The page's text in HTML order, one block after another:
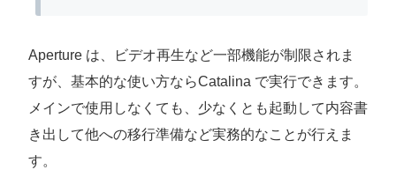
Aperture は、ビデオ再生など一部機能が制限されま
すが、基本的な使い方ならCatalina で実行できます。
メインで使用しなくても、少なくとも起動して内容書
き出して他への移行準備など実務的なことが行えま
す。